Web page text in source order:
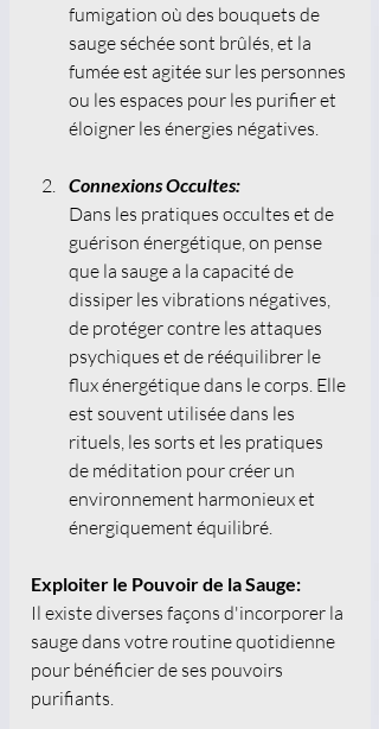
fumigation où des bouquets de
sauge séchée sont brûlés, et la
fumée est agitée sur les personnes
ou les espaces pour les purifier et
éloigner les énergies négatives.
Connexions Occultes:
Dans les pratiques occultes et de
guérison énergétique, on pense
que la sauge a la capacité de
dissiper les vibrations négatives,
de protéger contre les attaques
psychiques et de rééquilibrer le
flux énergétique dans le corps. Elle
est souvent utilisée dans les
rituels, les sorts et les pratiques
de méditation pour créer un
environnement harmonieux et
énergiquement équilibré.
Exploiter le Pouvoir de la Sauge:
Il existe diverses façons d'incorporer la
sauge dans votre routine quotidienne
pour bénéficier de ses pouvoirs
purifiants.